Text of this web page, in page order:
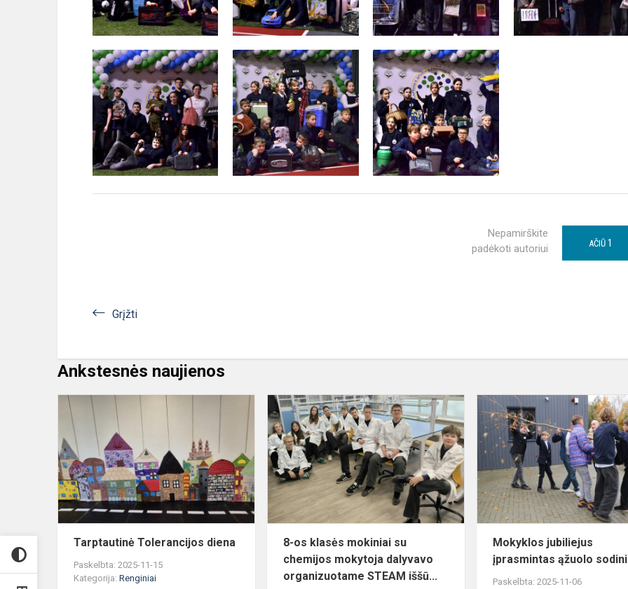
Nepamirškite
padėkoti autoriui
AČIŪ 1
Grįžti
Ankstesnės naujienos
Tarptautinė
Tolerancijos
diena
Tarptautinė Tolerancijos diena
Paskelbta: 2025-11-15
Kategorija: Renginiai
8-
os
klasės
mokiniai
chemijos
mokytoja
dalyvavo
organizu...
8-os klasės mokiniai su
chemijos mokytoja dalyvavo
organizuotame STEAM iššū...
Mokyklos jubiliejus
įprasmintas ąžuolo
Paskelbta: 2025-11-06